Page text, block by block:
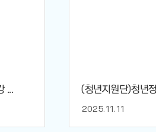
... (청년지원단)청년
2025.11.11